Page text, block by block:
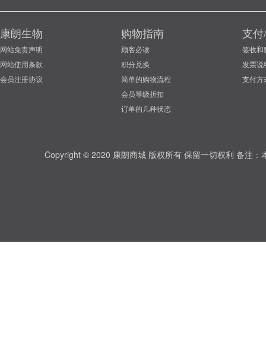
康朗生物
网站免责声明
网站使用条款
会员注册协议
购物指南
顾客必读
积分兑换
简单的购物流程
会员等级折扣
订单的几种状态
支
签收和
发票说
支付方
Copyright © 2020 康朗商城 版权所有 保留一切权利 备注